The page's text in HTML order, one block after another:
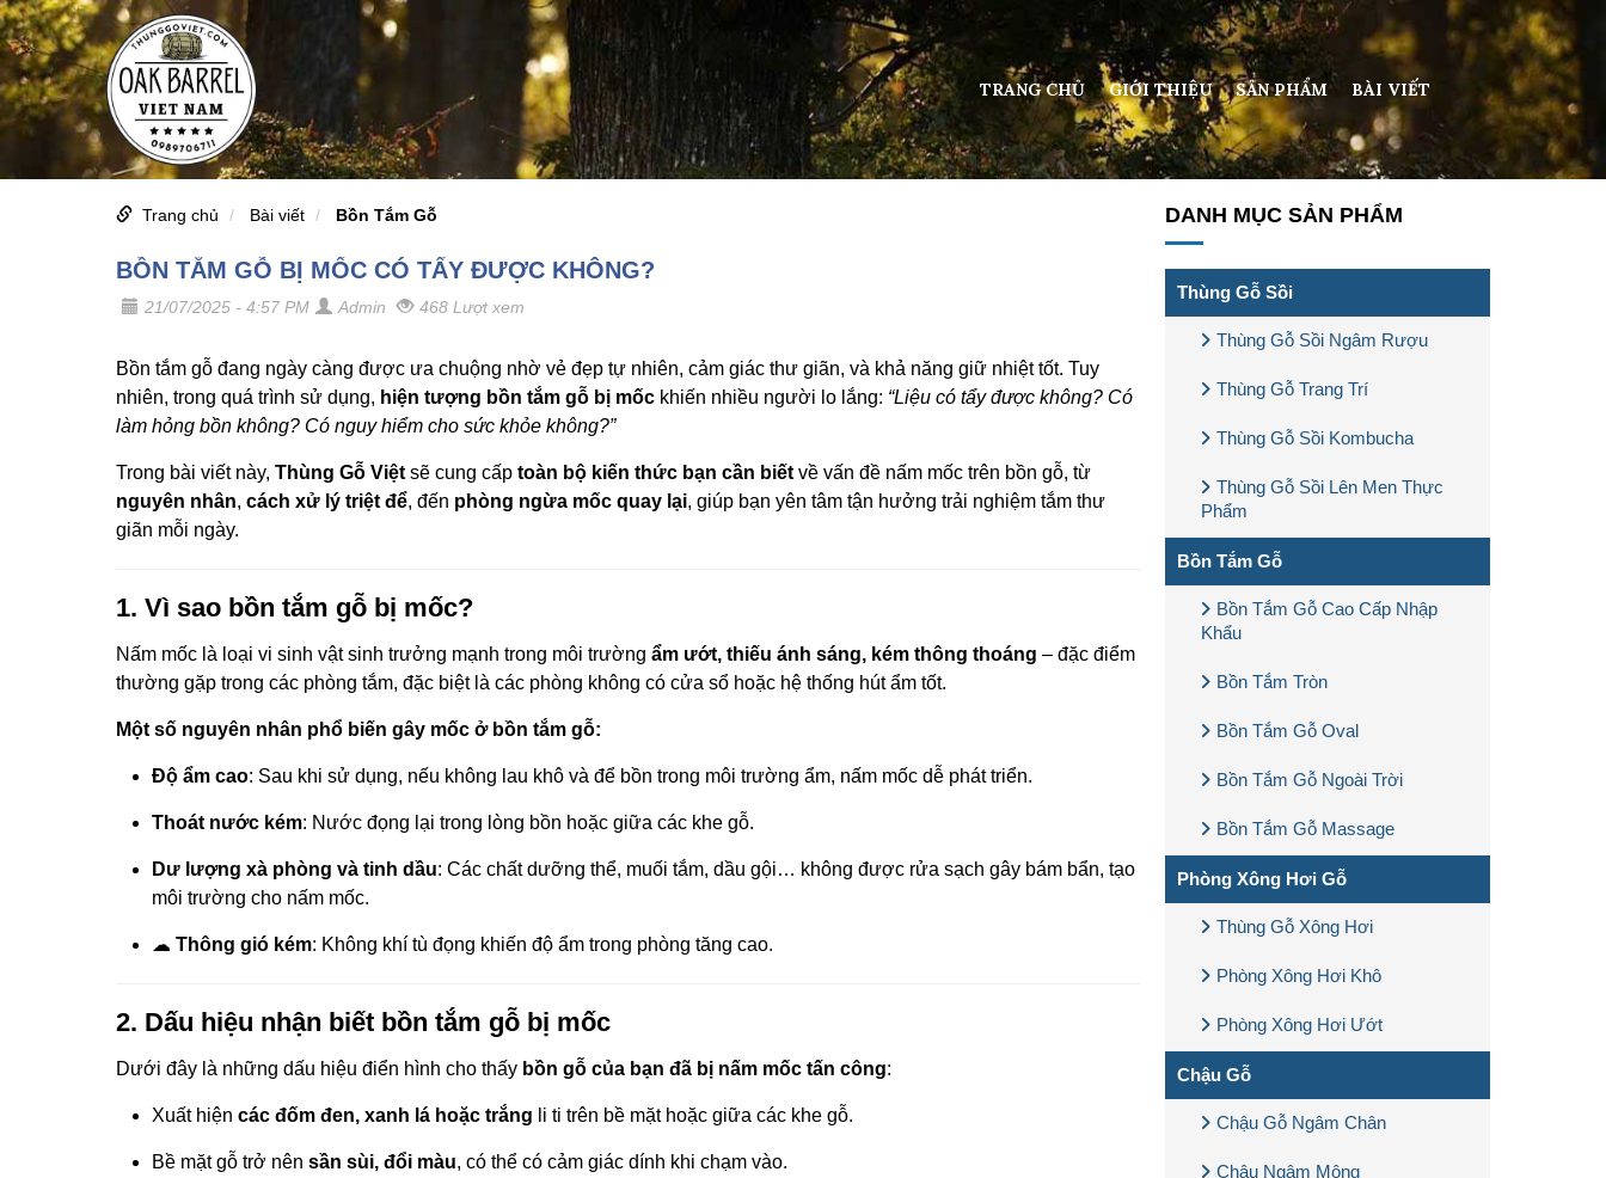
TRANG CHỦ GIỚI THIỆU SẢN PHẨM BÀI VIẾT
Trang chủ Bài viết Bồn Tắm Gỗ
BỒN TẮM GỖ BỊ MỐC CÓ TẨY ĐƯỢC KHÔNG?
21/07/2025 - 4:57 PM Admin 468 Lượt xem
Bồn tắm gỗ đang ngày càng được ưa chuộng nhờ vẻ đẹp tự nhiên, cảm giác thư giãn, và khả năng giữ nhiệt tốt. Tuy
nhiên, trong quá trình sử dụng, hiện tượng bồn tắm gỗ bị mốc khiến nhiều người lo lắng: “Liệu có tẩy được không? Có
làm hỏng bồn không? Có nguy hiểm cho sức khỏe không?”
Trong bài viết này, Thùng Gỗ Việt sẽ cung cấp toàn bộ kiến thức bạn cần biết về vấn đề nấm mốc trên bồn gỗ, từ
nguyên nhân, cách xử lý triệt để, đến phòng ngừa mốc quay lại, giúp bạn yên tâm tận hưởng trải nghiệm tắm thư
giãn mỗi ngày.
1. Vì sao bồn tắm gỗ bị mốc?
Nấm mốc là loại vi sinh vật sinh trưởng mạnh trong môi trường ẩm ướt, thiếu ánh sáng, kém thông thoáng – đặc điểm
thường gặp trong các phòng tắm, đặc biệt là các phòng không có cửa sổ hoặc hệ thống hút ẩm tốt.
Một số nguyên nhân phổ biến gây mốc ở bồn tắm gỗ:
Độ ẩm cao: Sau khi sử dụng, nếu không lau khô và để bồn trong môi trường ẩm, nấm mốc dễ phát triển.
Thoát nước kém: Nước đọng lại trong lòng bồn hoặc giữa các khe gỗ.
Dư lượng xà phòng và tinh dầu: Các chất dưỡng thể, muối tắm, dầu gội… không được rửa sạch gây bám bẩn, tạo
môi trường cho nấm mốc.
☁ Thông gió kém: Không khí tù đọng khiến độ ẩm trong phòng tăng cao.
2. Dấu hiệu nhận biết bồn tắm gỗ bị mốc
Dưới đây là những dấu hiệu điển hình cho thấy bồn gỗ của bạn đã bị nấm mốc tấn công:
Xuất hiện các đốm đen, xanh lá hoặc trắng li ti trên bề mặt hoặc giữa các khe gỗ.
Bề mặt gỗ trở nên sần sùi, đổi màu, có thể có cảm giác dính khi chạm vào.
DANH MỤC SẢN PHẨM
Thùng Gỗ Sồi
Thùng Gỗ Sồi Ngâm Rượu
Thùng Gỗ Trang Trí
Thùng Gỗ Sồi Kombucha
Thùng Gỗ Sồi Lên Men Thực
Phẩm
Bồn Tắm Gỗ
Bồn Tắm Gỗ Cao Cấp Nhập
Khẩu
Bồn Tắm Tròn
Bồn Tắm Gỗ Oval
Bồn Tắm Gỗ Ngoài Trời
Bồn Tắm Gỗ Massage
Phòng Xông Hơi Gỗ
Thùng Gỗ Xông Hơi
Phòng Xông Hơi Khô
Phòng Xông Hơi Ướt
Chậu Gỗ
Chậu Gỗ Ngâm Chân
Chậu Ngâm Mông